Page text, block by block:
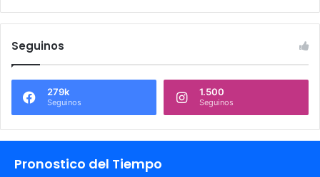
Seguinos
279k
Seguinos
1.500
Seguinos
Pronostico del Tiempo